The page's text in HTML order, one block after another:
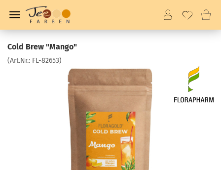
Cold Brew "Mango"
(Art.Nr.: FL-82653)